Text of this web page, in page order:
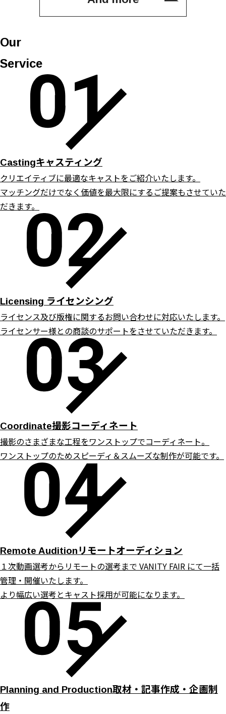
Our
Service
Castingキャスティング
クリエイティブに最適なキャストをご紹介いたします。
マッチングだけでなく価値を最大限にするご提案もさせていた
だきます。
Licensing ライセンシング
ライセンス及び版権に関するお問い合わせに対応いたします。
ライセンサー様との商談のサポートをさせていただきます。
Coordinate撮影コーディネート
撮影のさまざまな工程をワンストップでコーディネート。
ワンストップのためスピーディ＆スムーズな制作が可能です。
Remote Audition リモートオーディション
１次動画選考からリモートの選考まで VANITY FAIR にて一括
管理・開催いたします。
より幅広い選考とキャスト採用が可能になります。
Planning and Production取材・記事作成・企画制
作